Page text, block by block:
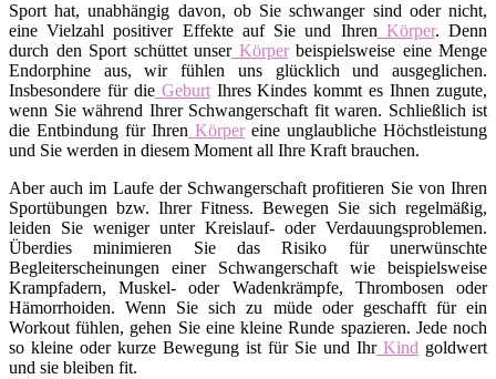
Sport hat, unabhängig davon, ob Sie schwanger sind oder nicht,
eine Vielzahl positiver Effekte auf Sie und Ihren Körper. Denn
durch den Sport schüttet unserKörperbeispielsweise eine Menge
Endorphine aus, wir fühlen uns glücklich und ausgeglichen.
Insbesondere für dieGeburtIhres Kindes kommt es Ihnen zugute,
wenn Sie während Ihrer Schwangerschaft fit waren. Schließlich ist
die Entbindung für Ihren Körpereine unglaubliche Höchstleistung
und Sie werden in diesem Moment all Ihre Kraft brauchen.
Aber auch im Laufe der Schwangerschaft profitieren Sie von Ihren
Sportübungen bzw. Ihrer Fitness. Bewegen Sie sich regelmäßig,
leiden Sie weniger unter Kreislauf- oder Verdauungsproblemen.
Überdies minimieren Sie das Risiko für unerwünschte
Begleiterscheinungen einer Schwangerschaft wie beispielsweise
Krampfadern, Muskel- oder Wadenkrämpfe, Thrombosen oder
Hämorrhoiden. Wenn Sie sich zu müde oder geschafft für ein
Workout fühlen, gehen Sie eine kleine Runde spazieren. Jede noch
so kleine oder kurze Bewegung ist für Sie und IhrKind goldwert
und sie bleiben fit.